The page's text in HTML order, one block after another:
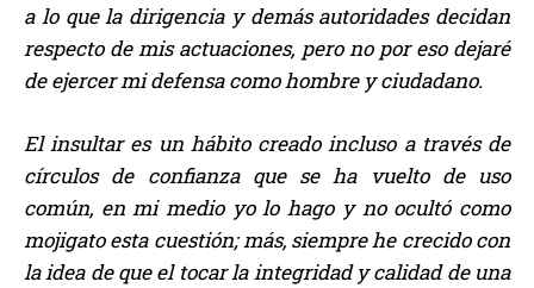
a lo que la dirigencia y demás autoridades decidan
respecto de mis actuaciones, pero no por eso dejaré
de ejercer mi defensa como hombre y ciudadano.
El insultar es un hábito creado incluso a través de
círculos de confianza que se ha vuelto de uso
común, en mi medio yo lo hago y no ocultó como
mojigato esta cuestión; más, siempre he crecido con
la idea de que el tocar la integridad y calidad de una